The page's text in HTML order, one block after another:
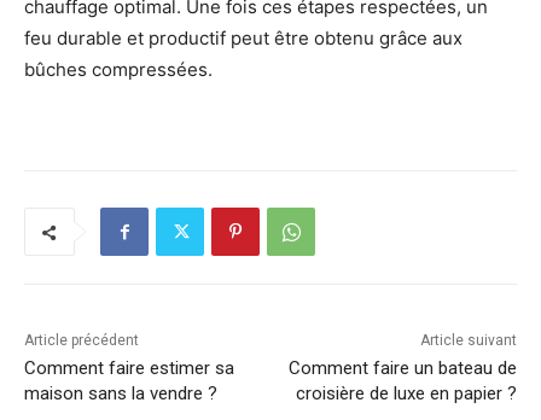
chauffage optimal. Une fois ces étapes respectées, un
feu durable et productif peut être obtenu grâce aux
bûches compressées.
Article précédent
Comment faire estimer sa
maison sans la vendre ?
Article suivant
Comment faire un bateau de
croisière de luxe en papier ?